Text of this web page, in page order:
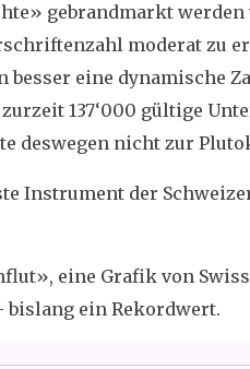
gebrandmarkt
moderat zu
eine dynamische
137‘000 gültige
deswegen nicht zur
Instrument der
eine Grafik von
ein Rekordwert.